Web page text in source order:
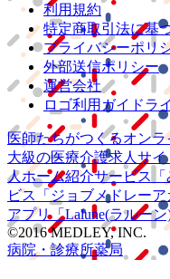
利用規約
特定商取引法に基
プライバシーポリ
外部送信ポリシー
運営会社
ロゴ利用ガイドラ
医師たちがつくるオン
大級の医療介護求人サイ
人ホーム紹介サービス
ビス
「ジョブメドレーア
アプリ「Lalune(ラルーン)
©2016 MEDLEY, INC.
病院・診療所薬局